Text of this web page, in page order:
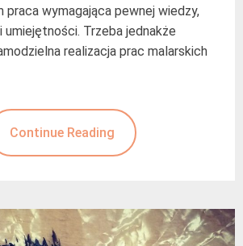
wymagająca pewnej wiedzy,
umiejętności. Trzeba jednakże
realizacja prac malarskich
Continue Reading